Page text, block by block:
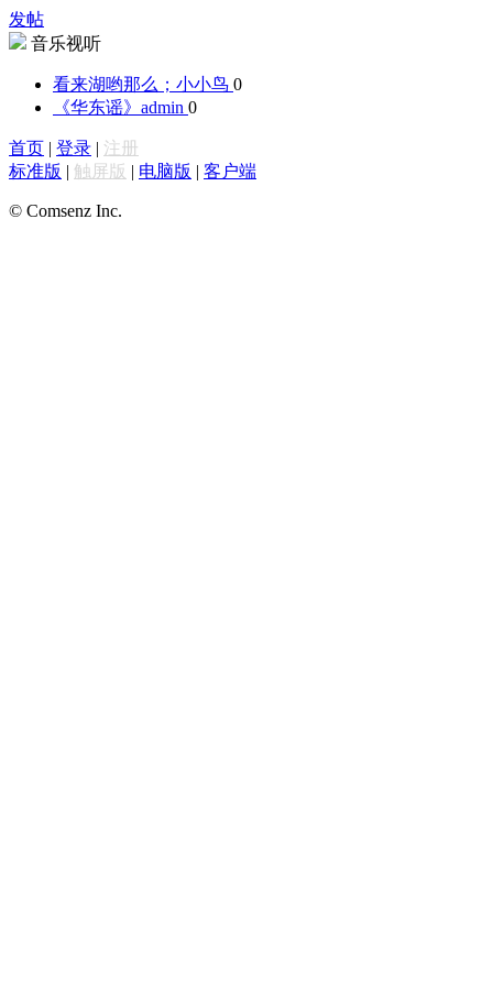
发帖
音乐视听
看来湖哟那么； 小小鸟 0
《华东谣》 admin 0
首页 | 登录 | 注册
标准版 | 触屏版 | 电脑版 | 客户端
© Comsenz Inc.